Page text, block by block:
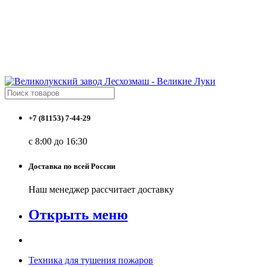
+7 (81153) 7-44-29
с 8:00 до 16:30
Доставка по всей России
Наш менеджер рассчитает доставку
Открыть меню
Техника для тушения пожаров